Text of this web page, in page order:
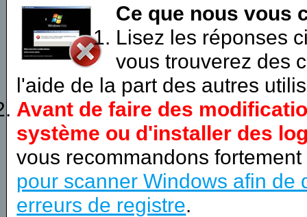
Ce que nous vous
Lisez les réponses
vous trouverez des
l'aide de la part des autres
Avant de faire des
système ou d'installer des
vous recommandons
pour scanner Windows afin de
erreurs de registre.